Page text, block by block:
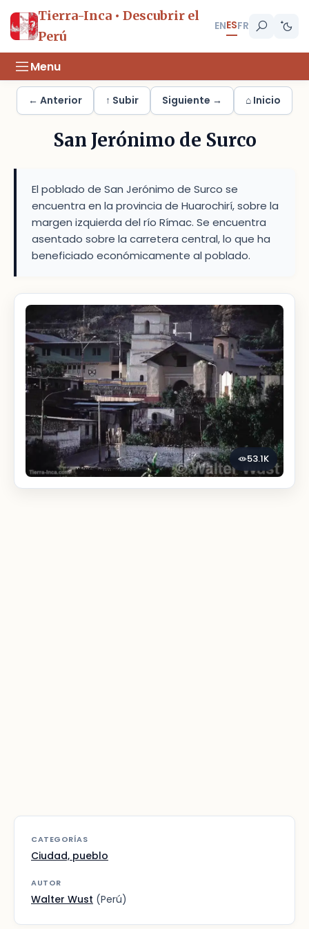
Tierra-Inca • Descubrir el
Perú
ENESFR
Menu
← Anterior ↑ Subir Siguiente → ⌂ Inicio
San Jerónimo de Surco
El poblado de San Jerónimo de Surco se
encuentra en la provincia de Huarochirí, sobre la
margen izquierda del río Rímac. Se encuentra
asentado sobre la carretera central, lo que ha
beneficiado económicamente al poblado.
53.1K
CATEGORÍAS
Ciudad, pueblo
AUTOR
Walter Wust (Perú)